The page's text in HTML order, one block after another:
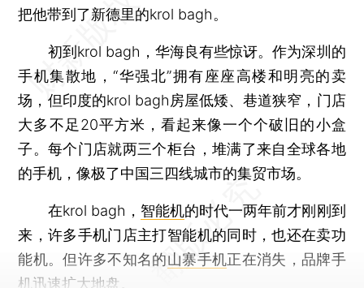
把他带到了新德里的krol bagh。
初到krol bagh，华海良有些惊讶。作为深圳的
手机集散地，“华强北”拥有座座高楼和明亮的卖
场，但印度的krol bagh房屋低矮、巷道狭窄，门店
大多不足20平方米，看起来像一个个破旧的小盒
子。每个门店就两三个柜台，堆满了来自全球各地
的手机，像极了中国三四线城市的集贸市场。
在krol bagh， 智能机的时代一两年前才刚刚到
来，许多手机门店主打智能机的同时，也还在卖功
能机。但许多不知名的山寨手机正在消失，品牌手
机迅速扩大地盘。